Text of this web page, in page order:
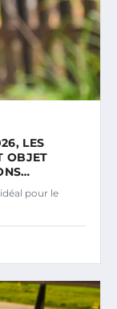
LES
OBJET
pour le